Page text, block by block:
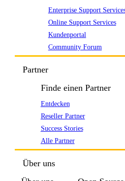
Enterprise Support
Online Support Services
Kundenportal
Community Forum
Partner
Finde einen Partner
Entdecken
Reseller Partner
Success Stories
Alle Partner
Über uns